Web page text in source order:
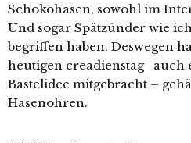
Schokohasen, sowohl im
Und sogar Spätzünder wie
begriffen haben. Deswegen
heutigen creadienstag auch
Bastelidee mitgebracht –
Hasenohren.